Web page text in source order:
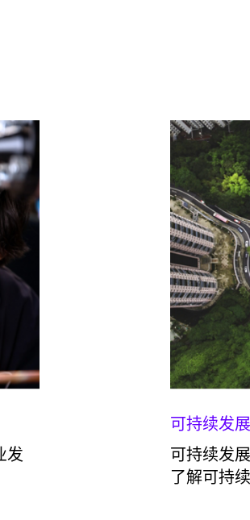
发
可持续发展
可持续发
了解可持